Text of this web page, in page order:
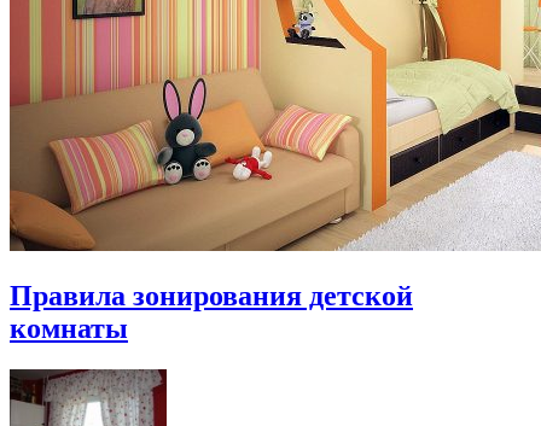
Правила зонирования детской
комнаты